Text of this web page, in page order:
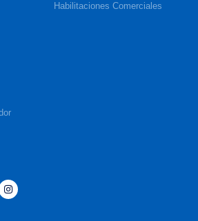
Habilitaciones Comerciales